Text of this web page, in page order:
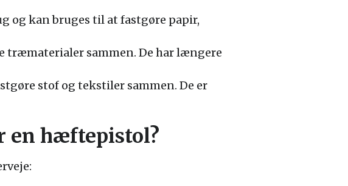
og kan bruges til at fastgøre papir,
sammen. De har længere
stof og tekstiler sammen. De er
en hæftepistol?